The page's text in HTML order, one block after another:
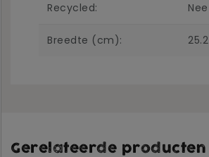
Recycled: Nee
Breedte (cm): 25.2
Gerelateerde producten